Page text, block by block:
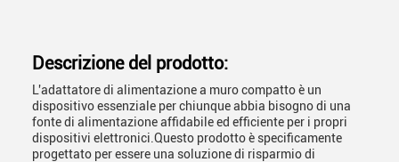
Descrizione del prodotto:
L'adattatore di alimentazione a muro compatto è un
dispositivo essenziale per chiunque abbia bisogno di una
fonte di alimentazione affidabile ed efficiente per i propri
dispositivi elettronici.Questo prodotto è specificamente
progettato per essere una soluzione di risparmio di